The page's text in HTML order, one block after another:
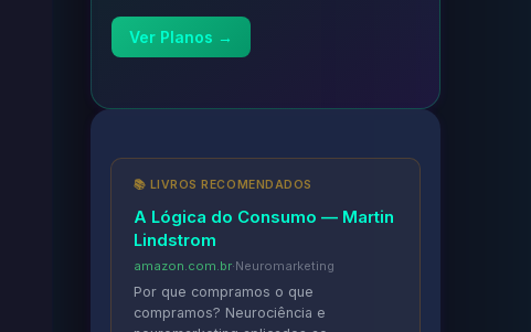
Ver Planos →
📚 LIVROS RECOMENDADOS
A Lógica do Consumo — Martin
Lindstrom
amazon.com.br·Neuromarketing
Por que compramos o que
compramos? Neurociência e